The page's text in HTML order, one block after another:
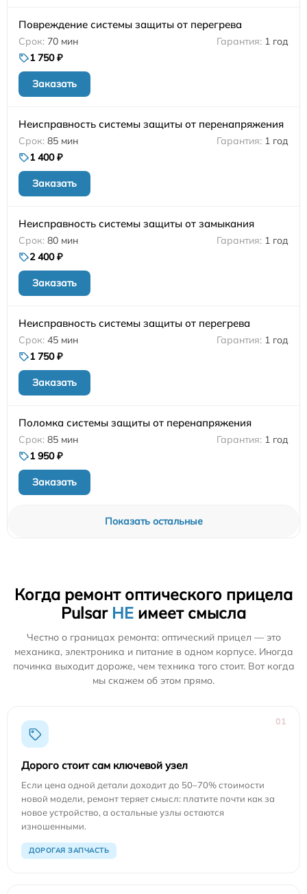
Повреждение системы защиты от перегрева
70 мин
1 год
1 750 ₽
Заказать
Неисправность системы защиты от перенапряжения
85 мин
1 год
1 400 ₽
Заказать
Неисправность системы защиты от замыкания
80 мин
1 год
2 400 ₽
Заказать
Неисправность системы защиты от перегрева
45 мин
1 год
1 750 ₽
Заказать
Поломка системы защиты от перенапряжения
85 мин
1 год
1 950 ₽
Заказать
Показать остальные
Когда ремонт оптического прицела
Pulsar НЕ имеет смысла
Честно о границах ремонта: оптический прицел — это
механика, электроника и питание в одном корпусе. Иногда
починка выходит дороже, чем техника того стоит. Вот когда
мы скажем об этом прямо.
01
Дорого стоит сам ключевой узел
Если цена одной детали доходит до 50–70% стоимости
новой модели, ремонт теряет смысл: платите почти как за
новое устройство, а остальные узлы остаются
изношенными.
ДОРОГАЯ ЗАПЧАСТЬ